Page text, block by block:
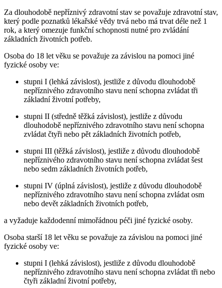
Za dlouhodobě nepříznivý zdravotní stav se považuje zdravotní stav,
který podle poznatků lékařské vědy trvá nebo má trvat déle než 1
rok, a který omezuje funkční schopnosti nutné pro zvládání
základních životních potřeb.
Osoba do 18 let věku se považuje za závislou na pomoci jiné
fyzické osoby ve:
stupni I (lehká závislost), jestliže z důvodu dlouhodobě
nepříznivého zdravotního stavu není schopna zvládat tři
základní životní potřeby,
stupni II (středně těžká závislost), jestliže z důvodu
dlouhodobě nepříznivého zdravotního stavu není schopna
zvládat čtyři nebo pět základních životních potřeb,
stupni III (těžká závislost), jestliže z důvodu dlouhodobě
nepříznivého zdravotního stavu není schopna zvládat šest
nebo sedm základních životních potřeb,
stupni IV (úplná závislost), jestliže z důvodu dlouhodobě
nepříznivého zdravotního stavu není schopna zvládat osm
nebo devět základních životních potřeb,
a vyžaduje každodenní mimořádnou péči jiné fyzické osoby.
Osoba starší 18 let věku se považuje za závislou na pomoci jiné
fyzické osoby ve:
stupni I (lehká závislost), jestliže z důvodu dlouhodobě
nepříznivého zdravotního stavu není schopna zvládat tři nebo
čtyři základní životní potřeby,